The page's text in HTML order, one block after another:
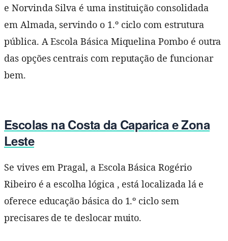
e Norvinda Silva é uma instituição consolidada
em Almada, servindo o 1.º ciclo com estrutura
pública. A Escola Básica Miquelina Pombo é outra
das opções centrais com reputação de funcionar
bem.
Escolas na Costa da Caparica e Zona
Leste
Se vives em Pragal, a Escola Básica Rogério
Ribeiro é a escolha lógica , está localizada lá e
oferece educação básica do 1.º ciclo sem
precisares de te deslocar muito.